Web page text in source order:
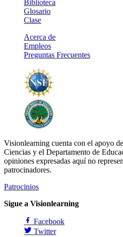
Biblioteca
Glosario
Clase
Acerca de
Empleos
Preguntas Frecuentes
Visionlearning cuenta con el apoyo
Ciencias y el Departamento de
opiniones expresadas aquí no
patrocinadores.
Patrocinios
Sigue a Visionlearning
Facebook
Twitter